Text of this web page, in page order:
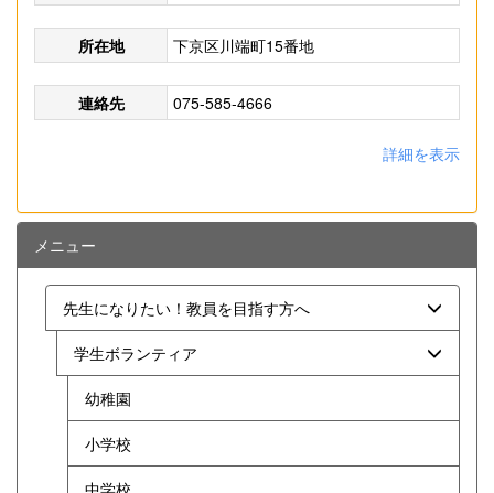
所在地 下京区川端町15番地
連絡先 075-585-4666
詳細を表示
メニュー
先生になりたい！教員を目指す方へ
学生ボランティア
幼稚園
小学校
中学校